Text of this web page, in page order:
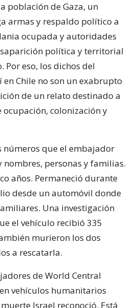
población de Gaza, un
armas y respaldo político a
ocupada y autoridades
política y territorial
eso, los dichos del
Chile no son un exabrupto
de un relato destinado a
colonización y
números que el embajador
nombres, personas y familias.
años. Permaneció durante
desde un automóvil donde
Una investigación
el vehículo recibió 335
murieron los dos
a rescatarla.
de World Central
vehículos humanitarios
Israel reconoció. Está